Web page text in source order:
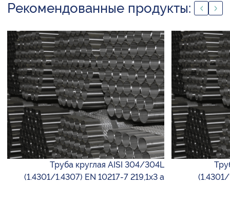
Рекомендованные продукты:
Труба круглая AISI 304/304L
(1.4301/1.4307) EN 10217-7 219,1х3 а